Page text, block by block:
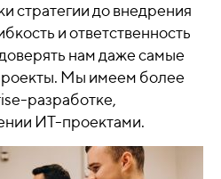
стратегии до внедрения
и ответственность
нам даже самые
Мы имеем более
разработке,
ИТ-проектами.